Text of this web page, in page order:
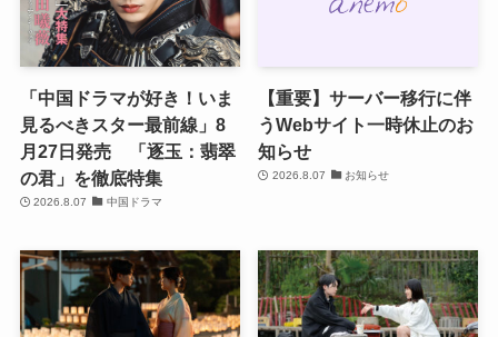
「中国ドラマが好き！いま
見るべきスター最前線」8
月27日発売 「逐玉：翡翠
の君」を徹底特集
2026.8.07 中国ドラマ
【重要】サーバー移行に伴
うWebサイト一時休止のお
知らせ
2026.8.07 お知らせ